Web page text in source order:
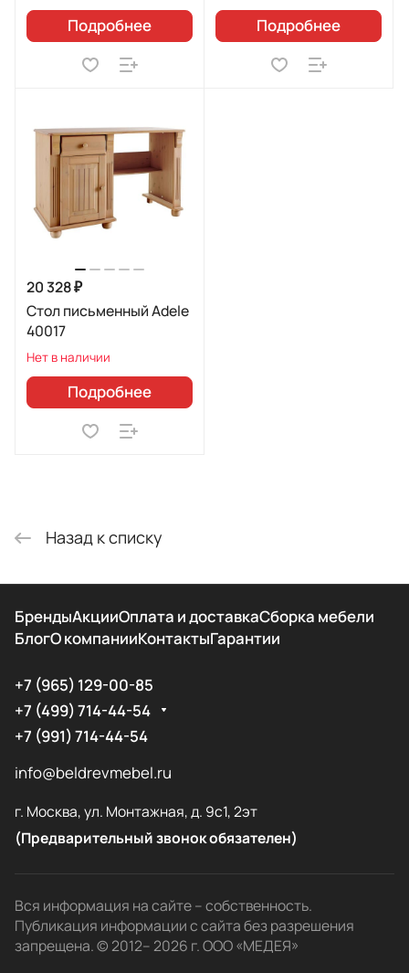
Подробнее Подробнее
20 328 ₽
Стол письменный Adele
40017
Нет в наличии
Подробнее
Назад к списку
БрендыАкцииОплата и доставкаСборка мебели
БлогО компанииКонтактыГарантии
+7 (965) 129-00-85
+7 (499) 714-44-54
+7 (991) 714-44-54
info@beldrevmebel.ru
г. Москва, ул. Монтажная, д. 9с1, 2эт
(Предварительный звонок обязателен)
Вся информация на сайте – собственность.
Публикация информации с сайта без разрешения
запрещена. © 2012– 2026 г. ООО «МЕДЕЯ»